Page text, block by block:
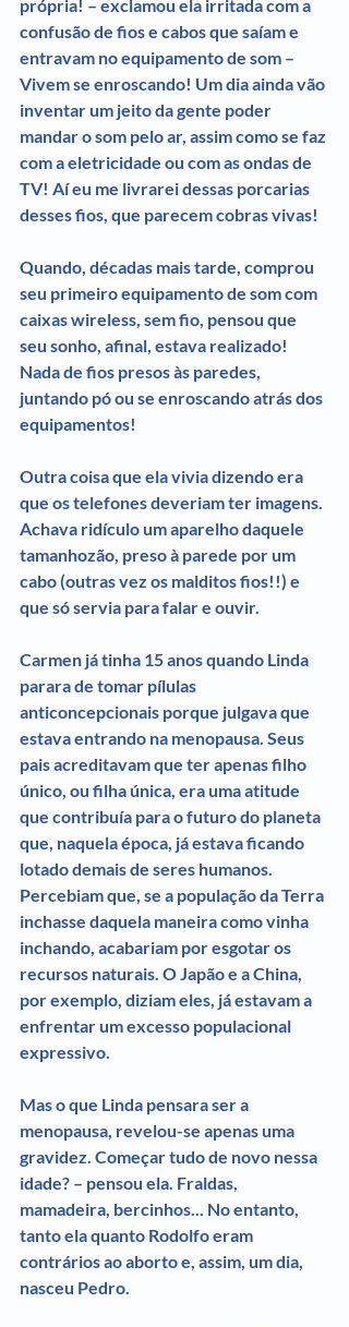
própria! – exclamou ela irritada com a
confusão de fios e cabos que saíam e
entravam no equipamento de som –
Vivem se enroscando! Um dia ainda vão
inventar um jeito da gente poder
mandar o som pelo ar, assim como se faz
com a eletricidade ou com as ondas de
TV! Aí eu me livrarei dessas porcarias
desses fios, que parecem cobras vivas!
Quando, décadas mais tarde, comprou
seu primeiro equipamento de som com
caixas wireless, sem fio, pensou que
seu sonho, afinal, estava realizado!
Nada de fios presos às paredes,
juntando pó ou se enroscando atrás dos
equipamentos!
Outra coisa que ela vivia dizendo era
que os telefones deveriam ter imagens.
Achava ridículo um aparelho daquele
tamanhozão, preso à parede por um
cabo (outras vez os malditos fios!!) e
que só servia para falar e ouvir.
Carmen já tinha 15 anos quando Linda
parara de tomar pílulas
anticoncepcionais porque julgava que
estava entrando na menopausa. Seus
pais acreditavam que ter apenas filho
único, ou filha única, era uma atitude
que contribuía para o futuro do planeta
que, naquela época, já estava ficando
lotado demais de seres humanos.
Percebiam que, se a população da Terra
inchasse daquela maneira como vinha
inchando, acabariam por esgotar os
recursos naturais. O Japão e a China,
por exemplo, diziam eles, já estavam a
enfrentar um excesso populacional
expressivo.
Mas o que Linda pensara ser a
menopausa, revelou-se apenas uma
gravidez. Começar tudo de novo nessa
idade? – pensou ela. Fraldas,
mamadeira, bercinhos... No entanto,
tanto ela quanto Rodolfo eram
contrários ao aborto e, assim, um dia,
nasceu Pedro.